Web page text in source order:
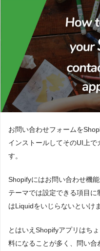
お問い合わせフォームを
インストールしてそのUI上
す。
Shopifyにはお問い合わせ機
テーマでは設定できる項目
はLiquidをいじらないといけ
とはいえShopifyアプリはち
料になることが多く、問い